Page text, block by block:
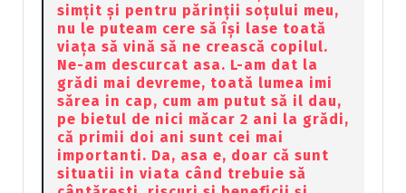
simțit și pentru părinții soțului meu,
nu le puteam cere să își lase toată
viața să vină să ne crească copilul.
Ne-am descurcat asa. L-am dat la
grădi mai devreme, toată lumea imi
sărea in cap, cum am putut să il dau,
pe bietul de nici măcar 2 ani la grădi,
că primii doi ani sunt cei mai
importanti. Da, asa e, doar că sunt
situatii in viata când trebuie să